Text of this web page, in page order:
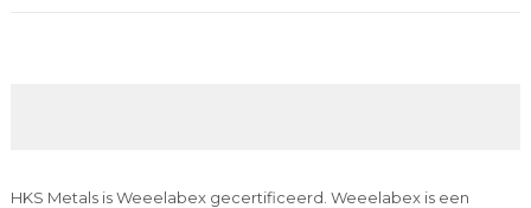
HKS Metals is Weeelabex gecertificeerd. Weeelabex is een